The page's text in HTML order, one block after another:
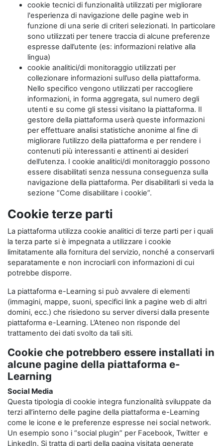
cookie tecnici di funzionalità utilizzati per migliorare
l'esperienza di navigazione delle pagine web in
funzione di una serie di criteri selezionati. In particolare
sono utilizzati per tenere traccia di alcune preferenze
espresse dall’utente (es: informazioni relative alla
lingua)
cookie analitici/di monitoraggio utilizzati per
collezionare informazioni sull’uso della piattaforma.
Nello specifico vengono utilizzati per raccogliere
informazioni, in forma aggregata, sul numero degli
utenti e su come gli stessi visitano la piattaforma. Il
gestore della piattaforma userà queste informazioni
per effettuare analisi statistiche anonime al fine di
migliorare l’utilizzo della piattaforma e per rendere i
contenuti più interessanti e attinenti ai desideri
dell’utenza. I cookie analitici/di monitoraggio possono
essere disabilitati senza nessuna conseguenza sulla
navigazione della piattaforma. Per disabilitarli si veda la
sezione “Come disabilitare i cookie”.
Cookie terze parti
La piattaforma utilizza cookie analitici di terze parti per i quali
la terza parte si è impegnata a utilizzare i cookie
limitatamente alla fornitura del servizio, nonché a conservarli
separatamente e non incrociarli con informazioni di cui
potrebbe disporre.
La piattaforma e-Learning si può avvalere di elementi
(immagini, mappe, suoni, specifici link a pagine web di altri
domini, ecc.) che risiedono su server diversi dalla presente
piattaforma e-Learning. L’Ateneo non risponde del
trattamento dei dati svolto da tali siti.
Cookie che potrebbero essere installati in
alcune pagine della piattaforma e-
Learning
Social Media
Questa tipologia di cookie integra funzionalità sviluppate da
terzi all’interno delle pagine della piattaforma e-Learning
come le icone e le preferenze espresse nei social network.
Un esempio sono i “social plugin” per Facebook, Twitter e
LinkedIn. Si tratta di parti della pagina visitata generate